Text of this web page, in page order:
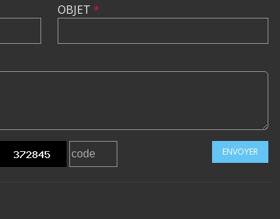
OBJET *
ENVOYER